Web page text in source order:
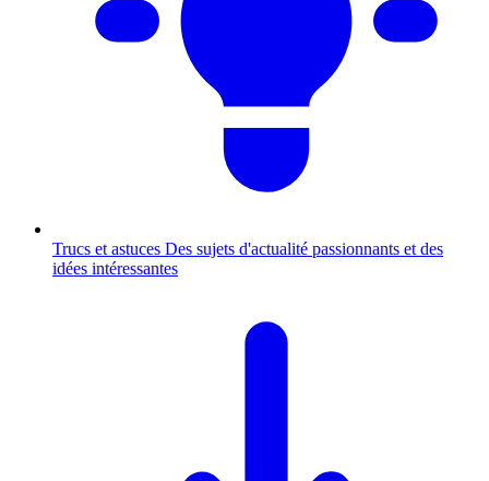
Trucs et astuces Des sujets d'actualité passionnants et des
idées intéressantes